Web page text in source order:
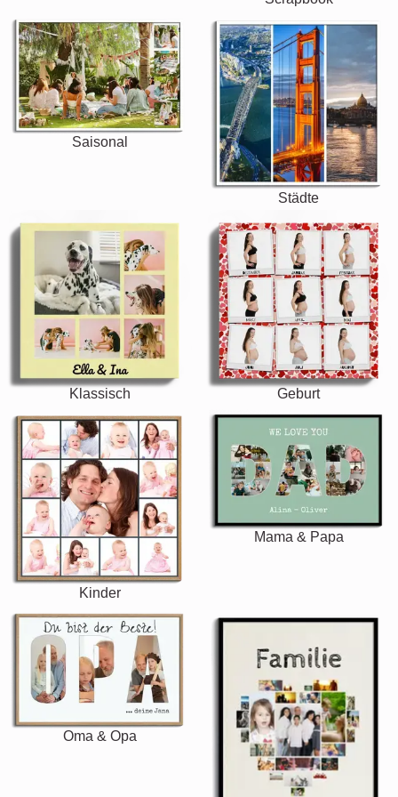
Saisonal
Städte
Klassisch Geburt
Kinder
Mama & Papa
Oma & Opa